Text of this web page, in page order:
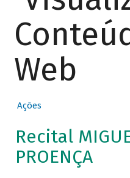
Web
Ações
Recital
PROENÇA